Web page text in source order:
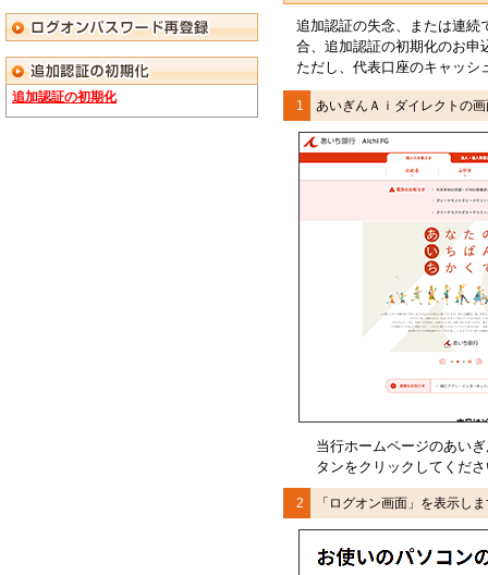
追加認証の初期化
追加認証の失念、または連続
合、追加認証の初期化のお申
ただし、代表口座のキャッシ
1 あいぎんＡｉダイレクト の
当行ホームページのあい
タンをクリックしてくだ
2 「ログオン画面」を表示し